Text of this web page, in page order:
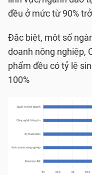
đều ở mức từ 90%
Đặc biệt, một số
doanh nông nghiệp,
phẩm đều có tỷ lệ
100%